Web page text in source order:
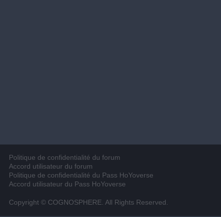
Politique de confidentialité du forum
Accord utilisateur du forum
Politique de confidentialité du Pass HoYoverse
Accord utilisateur du Pass HoYoverse
Copyright © COGNOSPHERE. All Rights Reserved.